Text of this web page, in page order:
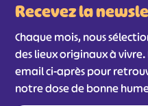
Recevez la
Chaque mois, nous
des lieux originaux à
email ci-après pour
notre dose de bonne